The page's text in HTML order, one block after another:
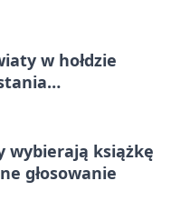
w hołdzie
wybierają książkę
głosowanie